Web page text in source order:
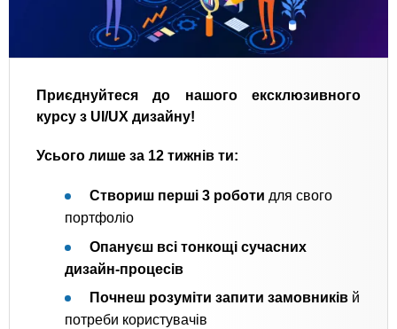
Приєднуйтеся до нашого ексклюзивного
курсу з UI/UX дизайну!
Усього лише за 12 тижнів ти:
Створиш перші 3 роботи для свого
портфоліо
Опануєш всі тонкощі сучасних
дизайн-процесів
Почнеш розуміти запити замовників й
потреби користувачів